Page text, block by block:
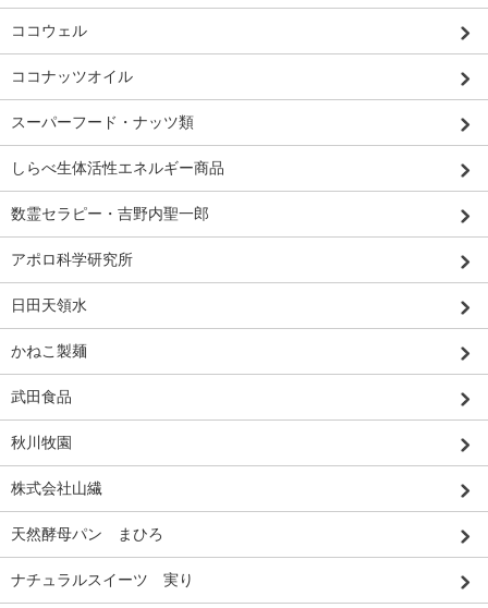
ココウェル
ココナッツオイル
スーパーフード・ナッツ類
しらべ生体活性エネルギー商品
数霊セラピー・吉野内聖一郎
アポロ科学研究所
日田天領水
かねこ製麺
武田食品
秋川牧園
株式会社山繊
天然酵母パン まひろ
ナチュラルスイーツ 実り